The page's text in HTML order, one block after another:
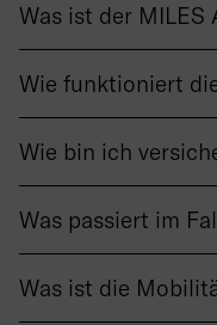
Was ist der MILES
Wie funktioniert
Wie bin ich
Was passiert im
Was ist die